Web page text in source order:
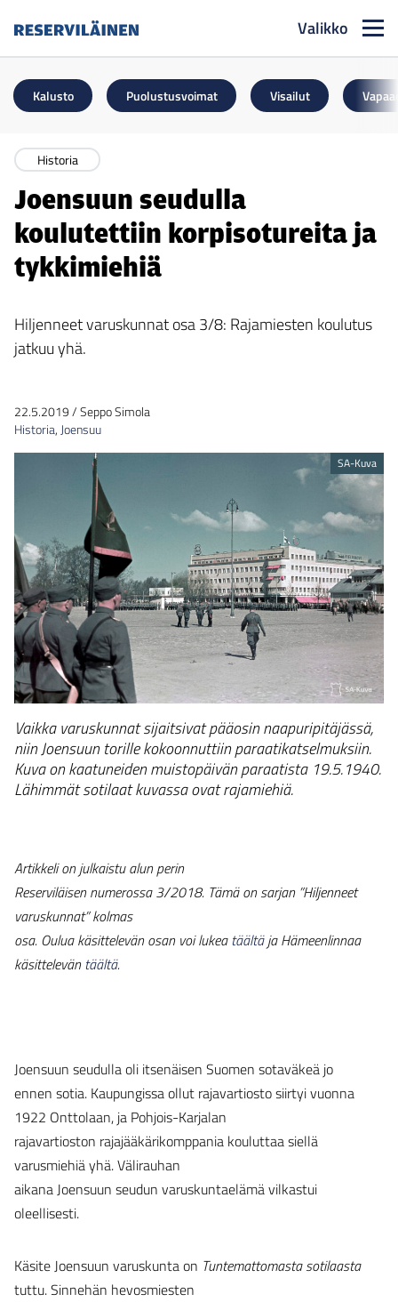
Valikko
Kalusto Puolustusvoimat Visailut
Historia
Joensuun seudulla
koulutettiin korpisotureita ja
tykkimiehiä
Hiljenneet varuskunnat osa 3/8: Rajamiesten koulutus
jatkuu yhä.
22.5.2019/Seppo Simola
Historia, Joensuu
SA-Kuva
Vaikka varuskunnat sijaitsivat pääosin naapuripitäjässä,
niin Joensuun torille kokoonnuttiin paraatikatselmuksiin.
Kuva on kaatuneiden muistopäivän paraatista 19.5.1940.
Lähimmät sotilaat kuvassa ovat rajamiehiä.
Artikkeli on julkaistu alun perin
Reserviläisen numerossa 3/2018. Tämä on sarjan ”Hiljenneet
varuskunnat” kolmas
osa. Oulua käsittelevän osan voi lukeatäältäja Hämeenlinnaa
käsittelevän täältä.
Joensuun seudulla oli itsenäisen Suomen sotaväkeä jo
ennen sotia. Kaupungissa ollut rajavartiosto siirtyi vuonna
1922 Onttolaan, ja Pohjois-Karjalan
rajavartioston rajajääkärikomppania kouluttaa siellä
varusmiehiä yhä. Välirauhan
aikana Joensuun seudun varuskuntaelämä vilkastui
oleellisesti.
Käsite Joensuun varuskunta on Tuntemattomasta sotilaasta
tuttu. Sinnehän hevosmiesten